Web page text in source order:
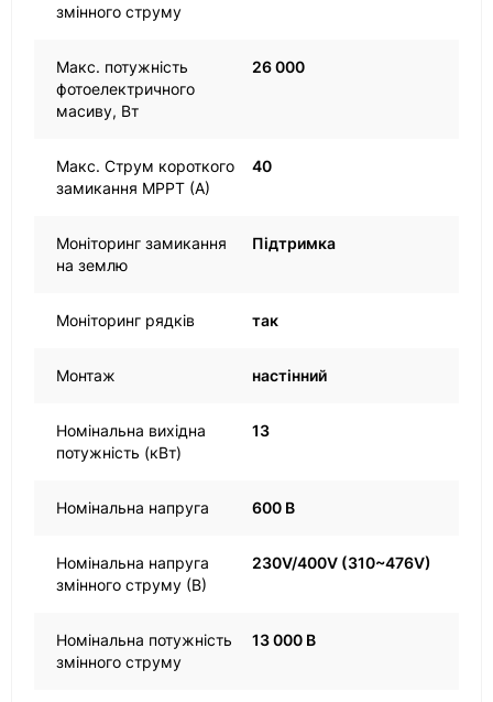
змінного струму
Макс. потужність
фотоелектричного
масиву, Вт
26 000
Макс. Струм короткого
замикання MPPT (A)
40
Моніторинг замикання
на землю
Підтримка
Моніторинг рядків так
Монтаж настінний
Номінальна вихідна
потужність (кВт)
13
Номінальна напруга 600 В
Номінальна напруга
змінного струму (В)
230V/400V (310~476V)
Номінальна потужність
змінного струму
13 000 В